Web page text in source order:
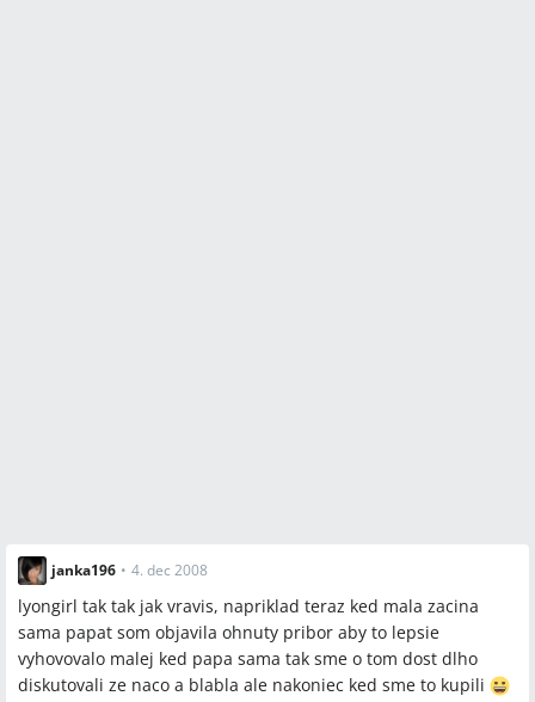
janka196 • 4. dec 2008
lyongirl tak tak jak vravis, napriklad teraz ked mala zacina
sama papat som objavila ohnuty pribor aby to lepsie
vyhovovalo malej ked papa sama tak sme o tom dost dlho
diskutovali ze naco a blabla ale nakoniec ked sme to kupili